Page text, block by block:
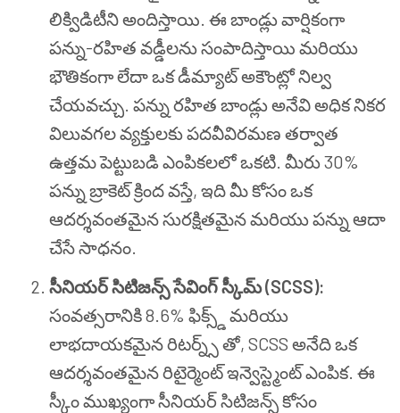
లిక్విడిటీని అందిస్తాయి. ఈ బాండ్లు వార్షికంగా
పన్ను-రహిత వడ్డీలను సంపాదిస్తాయి మరియు
భౌతికంగా లేదా ఒక డీమ్యాట్ అకౌంట్లో నిల్వ
చేయవచ్చు. పన్ను రహిత బాండ్లుఅనేవి అధిక నికర
విలువగల వ్యక్తులకు పదవీవిరమణ తర్వాత
ఉత్తమ పెట్టుబడి ఎంపికలలో ఒకటి. మీరు 30%
పన్ను బ్రాకెట్ క్రింద వస్తే, ఇది మీ కోసం ఒక
ఆదర్శవంతమైన సురక్షితమైన మరియు పన్ను ఆదా
చేసే సాధనం.
సీనియర్ సిటిజన్స్ సేవింగ్ స్కీమ్ (SCSS):
సంవత్సరానికి 8.6% ఫిక్స్డ్ మరియు
లాభదాయకమైన రిటర్న్స్ తో, SCSS అనేది ఒక
ఆదర్శవంతమైన రిటైర్మెంట్ ఇన్వెస్ట్మెంట్ ఎంపిక. ఈ
స్కీం ముఖ్యంగా సీనియర్ సిటిజన్స్ కోసం